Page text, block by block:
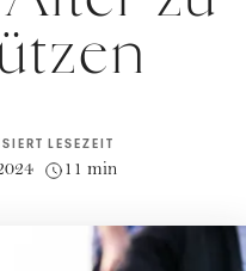
LESEZEIT
11 min